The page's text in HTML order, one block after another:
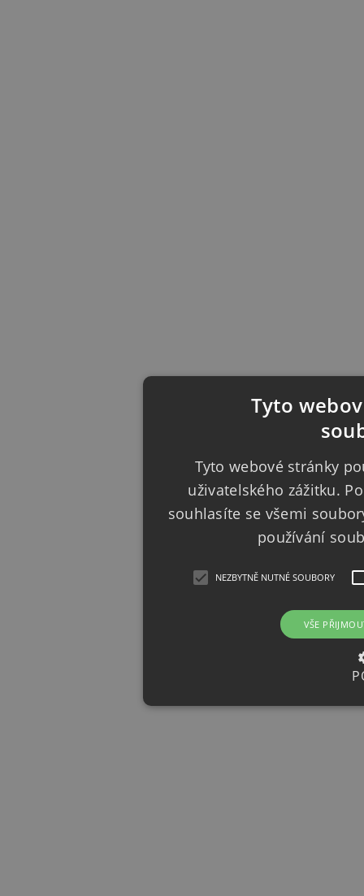
Tyto
Tyto webové stránky
uživatelského zážitku.
souhlasíte se všemi
používání
NEZBYTNĚ NUTNÉ SOUBORY
VŠE